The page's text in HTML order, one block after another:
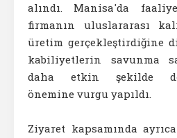
alındı. Manisa'da
firmanın uluslararası
üretim gerçekleştirdiğine
kabiliyetlerin savunma
daha etkin şekilde
önemine vurgu yapıldı.
Ziyaret kapsamında